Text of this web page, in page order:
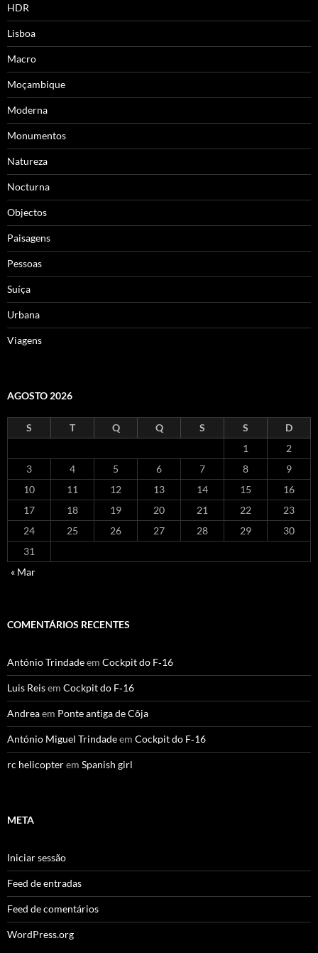
HDR
Lisboa
Macro
Moçambique
Moderna
Monumentos
Natureza
Nocturna
Objectos
Paisagens
Pessoas
Suíça
Urbana
Viagens
AGOSTO 2026
S T Q Q S S
D
1
2
3
4 5 6 7 8
9
10
11 12 13 14 15
16
17
18 19 20 21 22
23
24
25 26 27 28 29
30
31
« Mar
COMENTÁRIOS RECENTES
António Trindadeem Cockpit do F‑16
Luis Reisem Cockpit do F‑16
Andreaem Ponte antiga de Côja
António Miguel Trindadeem Cockpit do F‑16
rc helicopterem Spanish girl
META
Iniciar sessão
Feed de entradas
Feed de comentários
WordPress.org